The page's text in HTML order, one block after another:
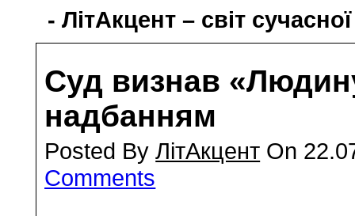
- ЛітАкцент – світ
Суд визнав
надбанням
Posted ByЛітАкцент On
Comments